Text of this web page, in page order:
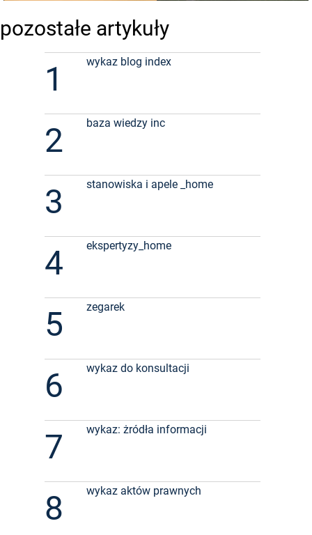
pozostałe artykuły
1 wykaz blog index
2 baza wiedzy inc
3 stanowiska i apele _home
4 ekspertyzy_home
5 zegarek
6 wykaz do konsultacji
7 wykaz: żródła informacji
8 wykaz aktów prawnych